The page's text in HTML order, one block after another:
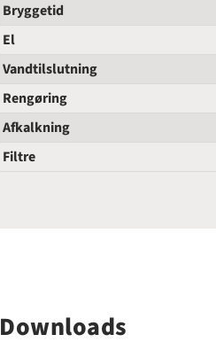
Bryggetid
El
Vandtilslutning
Rengøring
Afkalkning
Filtre
Downloads